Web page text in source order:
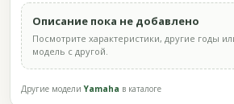
Описание пока не добавлено
Посмотрите характеристики, другие годы
модель с другой.
Другие моделиYamaha в каталоге